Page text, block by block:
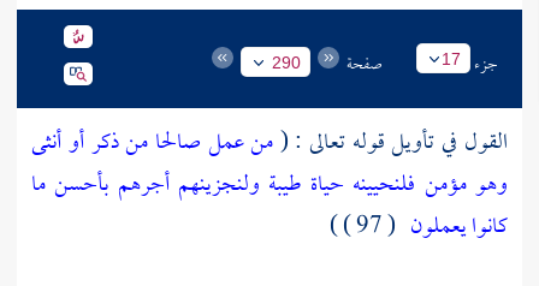
جزء 17 صفحة 290
القول في تأويل قوله تعالى : (من عمل صالحا من ذكر أو أنثى
وهو مؤمن فلنحيينه حياة طيبة ولنجزينهم أجرهم بأحسن ما
كانوا يعملون ( 97 ) )